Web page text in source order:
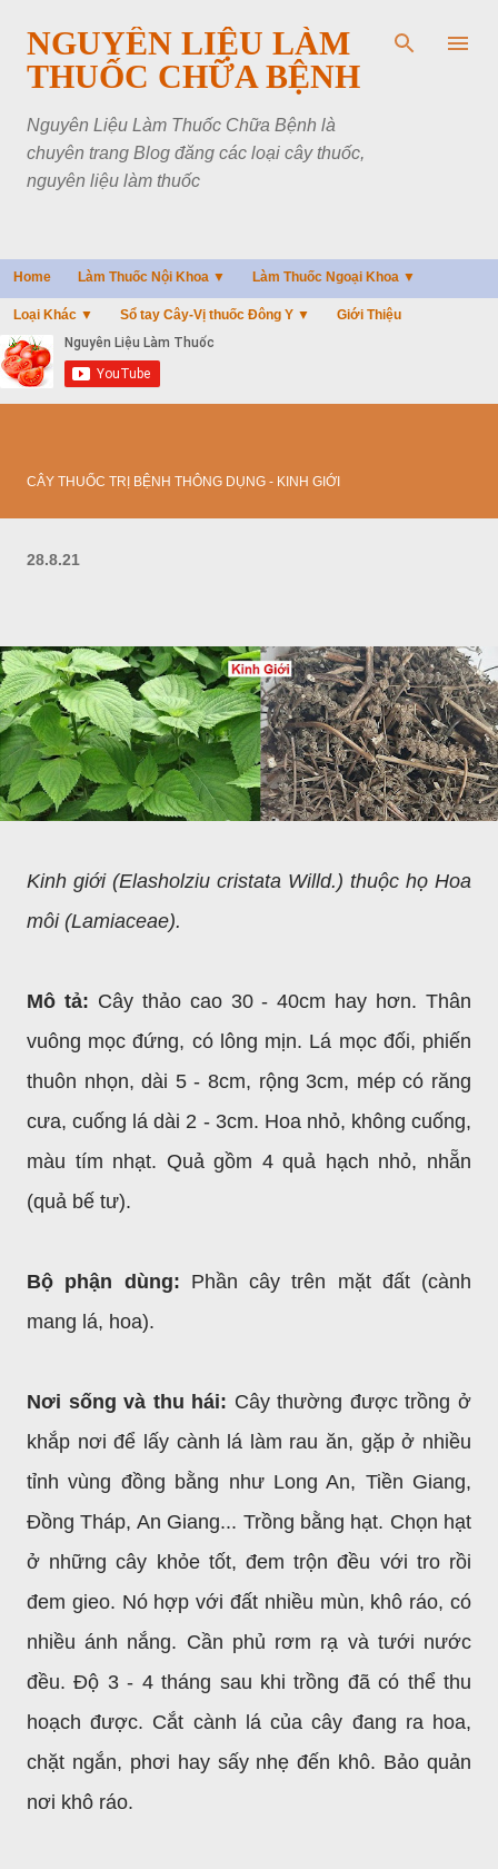
Chuyển đến nội dung chính
NGUYÊN LIỆU LÀM
THUỐC CHỮA BỆNH
Nguyên Liệu Làm Thuốc Chữa Bệnh là
chuyên trang Blog đăng các loại cây thuốc,
nguyên liệu làm thuốc
Home Làm Thuốc Nội Khoa ▼ Làm Thuốc Ngoại Khoa ▼
Loại Khác ▼ Sổ tay Cây-Vị thuốc Đông Y ▼ Giới Thiệu
CÂY THUỐC TRỊ BỆNH THÔNG DỤNG - KINH GIỚI
28.8.21
Kinh giới (Elasholziu cristata Willd.) thuộc họ Hoa
môi (Lamiaceae).
Mô tả: Cây thảo cao 30 - 40cm hay hơn. Thân
vuông mọc đứng, có lông mịn. Lá mọc đối, phiến
thuôn nhọn, dài 5 - 8cm, rộng 3cm, mép có răng
cưa, cuống lá dài 2 - 3cm. Hoa nhỏ, không cuống,
màu tím nhạt. Quả gồm 4 quả hạch nhỏ, nhẵn
(quả bế tư).
Bộ phận dùng: Phần cây trên mặt đất (cành
mang lá, hoa).
Nơi sống và thu hái: Cây thường được trồng ở
khắp nơi để lấy cành lá làm rau ăn, gặp ở nhiều
tỉnh vùng đồng bằng như Long An, Tiền Giang,
Đồng Tháp, An Giang... Trồng bằng hạt. Chọn hạt
ở những cây khỏe tốt, đem trộn đều với tro rồi
đem gieo. Nó hợp với đất nhiều mùn, khô ráo, có
nhiều ánh nắng. Cần phủ rơm rạ và tưới nước
đều. Độ 3 - 4 tháng sau khi trồng đã có thể thu
hoạch được. Cắt cành lá của cây đang ra hoa,
chặt ngắn, phơi hay sấy nhẹ đến khô. Bảo quản
nơi khô ráo.